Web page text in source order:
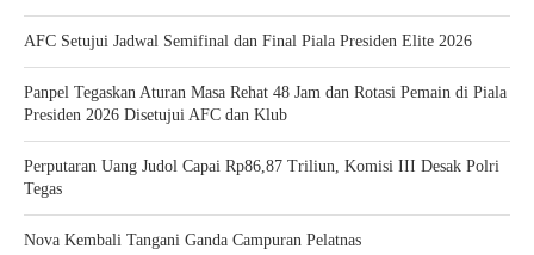
AFC Setujui Jadwal Semifinal dan Final Piala Presiden Elite 2026
Panpel Tegaskan Aturan Masa Rehat 48 Jam dan Rotasi Pemain di Piala
Presiden 2026 Disetujui AFC dan Klub
Perputaran Uang Judol Capai Rp86,87 Triliun, Komisi III Desak Polri
Tegas
Nova Kembali Tangani Ganda Campuran Pelatnas